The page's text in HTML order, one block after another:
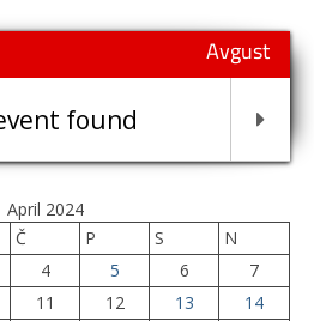
Avgust
found
April 2024
Č P S
N
4 5 6
7
11 12 13
14